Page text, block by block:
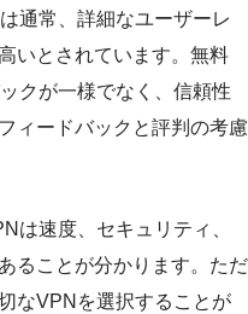
通常、詳細なユーザーレ
いとされています。無料
クが一様でなく、信頼性
ィードバックと評判の考慮
は速度、セキュリティ、
ることが分かります。ただ
なVPNを選択することが